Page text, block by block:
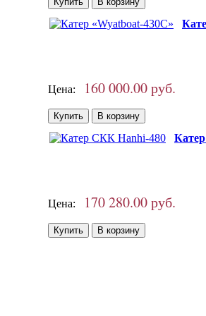
Цена: 160 000.00 руб.
Цена: 170 280.00 руб.